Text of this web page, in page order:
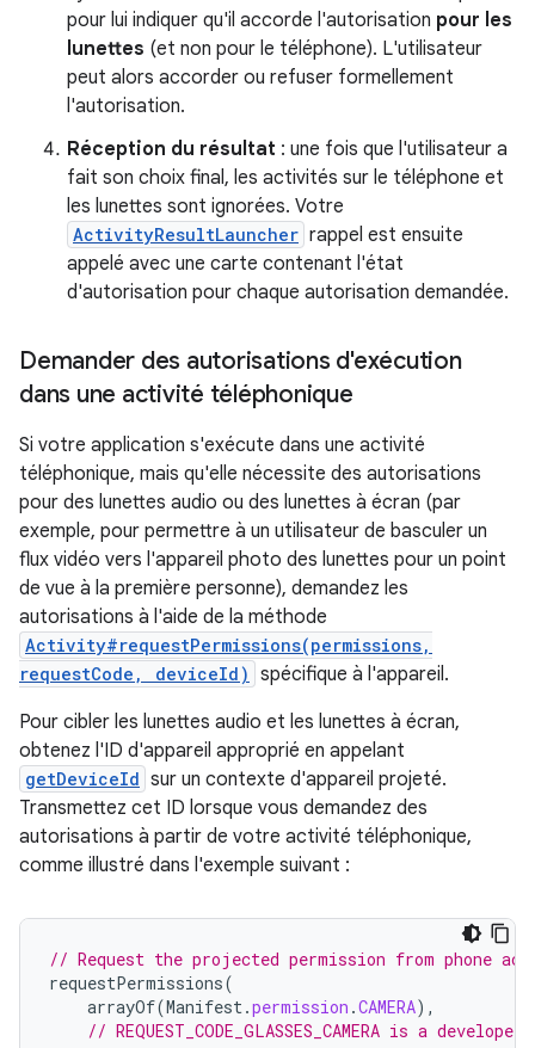
pour lui indiquer qu'il accorde l'autorisation pour les
lunettes (et non pour le téléphone). L'utilisateur
peut alors accorder ou refuser formellement
l'autorisation.
Réception du résultat : une fois que l'utilisateur a
fait son choix final, les activités sur le téléphone et
les lunettes sont ignorées. Votre
ActivityResultLauncher rappel est ensuite
appelé avec une carte contenant l'état
d'autorisation pour chaque autorisation demandée.
Demander des autorisations d'exécution
dans une activité téléphonique
Si votre application s'exécute dans une activité
téléphonique, mais qu'elle nécessite des autorisations
pour des lunettes audio ou des lunettes à écran (par
exemple, pour permettre à un utilisateur de basculer un
flux vidéo vers l'appareil photo des lunettes pour un point
de vue à la première personne), demandez les
autorisations à l'aide de la méthode
Activity#requestPermissions(permissions,
requestCode, deviceId) spécifique à l'appareil.
Pour cibler les lunettes audio et les lunettes à écran,
obtenez l'ID d'appareil approprié en appelant
getDeviceId sur un contexte d'appareil projeté.
Transmettez cet ID lorsque vous demandez des
autorisations à partir de votre activité téléphonique,
comme illustré dans l'exemple suivant :
// Request the projected permission from phone
requestPermissions(
arrayOf(Manifest.permission .CAMERA),
// REQUEST_CODE_GLASSES_CAMERA is a